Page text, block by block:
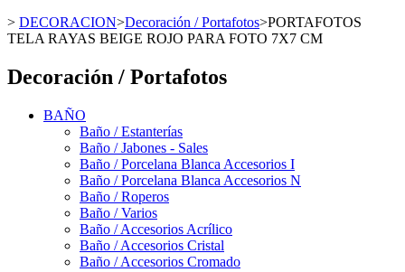
> DECORACION>Decoración / Portafotos>PORTAFOTOS
TELA RAYAS BEIGE ROJO PARA FOTO 7X7 CM
Decoración / Portafotos
BAÑO
Baño / Estanterías
Baño / Jabones - Sales
Baño / Porcelana Blanca Accesorios I
Baño / Porcelana Blanca Accesorios N
Baño / Roperos
Baño / Varios
Baño / Accesorios Acrílico
Baño / Accesorios Cristal
Baño / Accesorios Cromado